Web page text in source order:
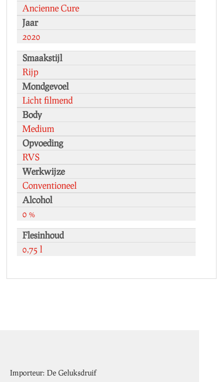
Ancienne Cure
Jaar
2020
Smaakstijl
Rijp
Mondgevoel
Licht filmend
Body
Medium
Opvoeding
RVS
Werkwijze
Conventioneel
Alcohol
0 %
Flesinhoud
0,75 l
Importeur: De Geluksdruif